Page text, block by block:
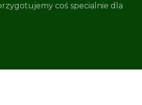
coś specialnie dla